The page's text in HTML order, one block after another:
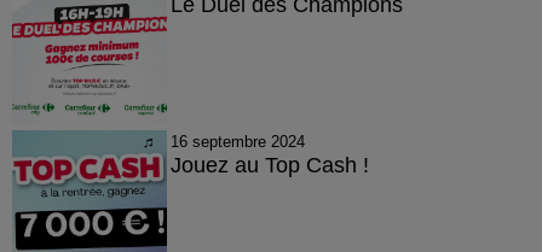
Le Duel des Champions
16 septembre 2024
Jouez au Top Cash !